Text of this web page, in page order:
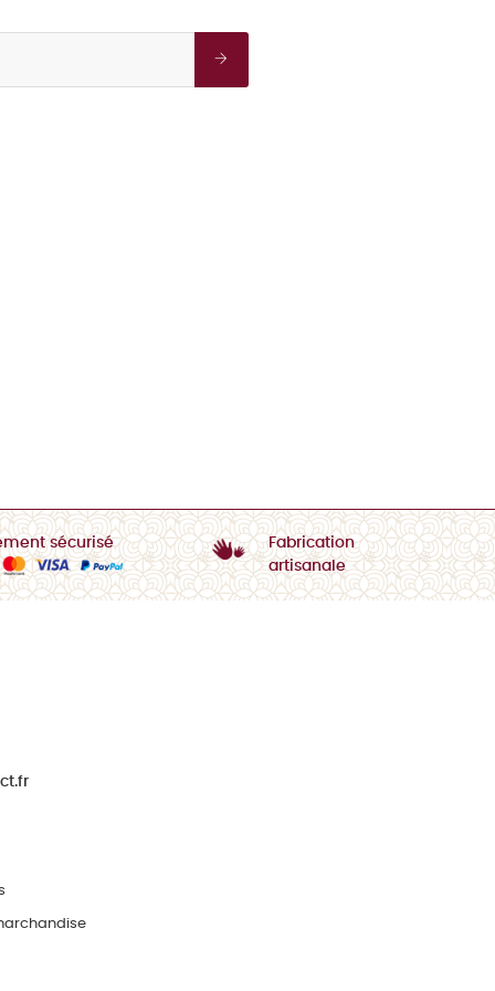
sécurisé
Fabrication
artisanale